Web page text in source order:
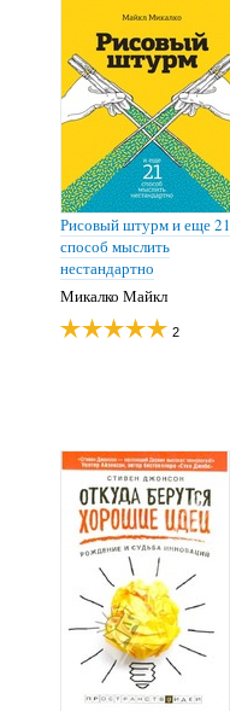
Рисовый штурм и еще 21
способ мыслить
нестандартно
Микалко Майкл
2